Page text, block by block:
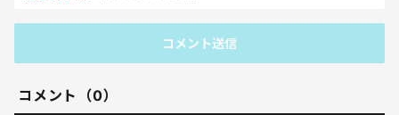
コメント送信
コメント（0）